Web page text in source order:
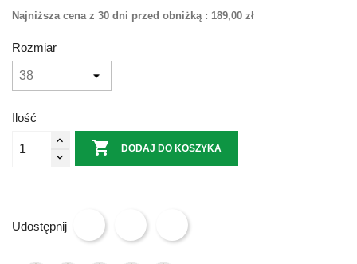
Najniższa cena z 30 dni przed obniżką : 189,00 zł
Rozmiar
Ilość
 DODAJ DO KOSZYKA
Udostępnij